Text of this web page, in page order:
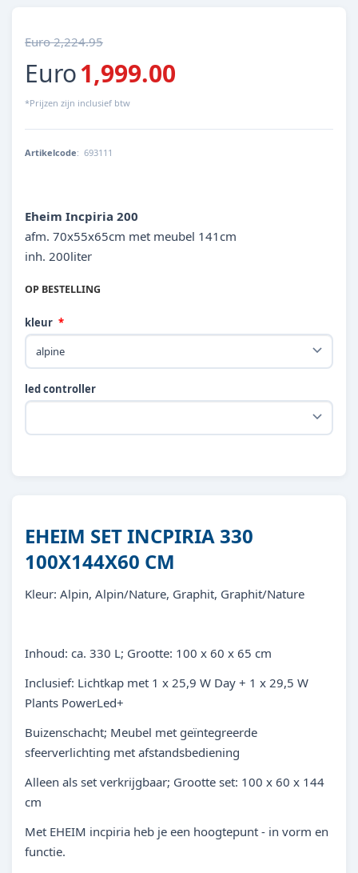
Euro 2,224.95
Euro1,999.00
*Prijzen zijn inclusief btw
Artikelcode: 693111
Eheim Incpiria 200
afm. 70x55x65cm met meubel 141cm
inh. 200liter
OP BESTELLING
kleur
led controller
EHEIM SET INCPIRIA 330
100X144X60 CM
Kleur: Alpin, Alpin/Nature, Graphit, Graphit/Nature
Inhoud: ca. 330 L; Grootte: 100 x 60 x 65 cm
Inclusief: Lichtkap met 1 x 25,9 W Day + 1 x 29,5 W
Plants PowerLed+
Buizenschacht; Meubel met geïntegreerde
sfeerverlichting met afstandsbediening
Alleen als set verkrijgbaar; Grootte set: 100 x 60 x 144
cm
Met EHEIM incpiria heb je een hoogtepunt - in vorm en
functie.